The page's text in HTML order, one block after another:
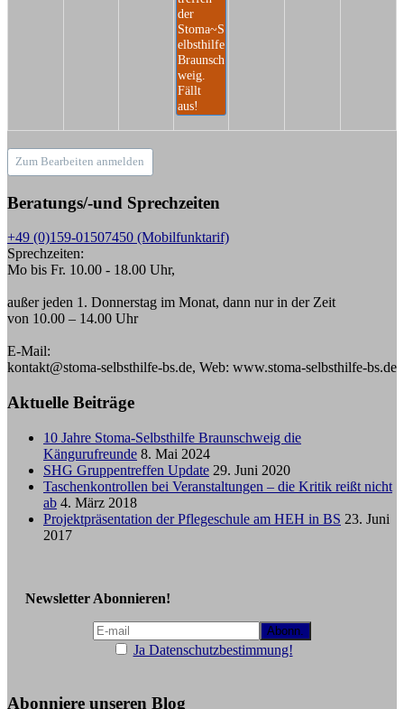
der
Stoma~S
elbsthilfe
Braunsch
weig.
Fällt
aus!
Zum Bearbeiten anmelden
Beratungs/-und Sprechzeiten
+49 (0)159-01507450 (Mobilfunktarif)
Sprechzeiten:
Mo bis Fr. 10.00 - 18.00 Uhr,
außer jeden 1. Donnerstag im Monat, dann nur in der Zeit
von 10.00 – 14.00 Uhr
E-Mail:
kontakt@stoma-selbsthilfe-bs.de, Web: www.stoma-selbsthilfe-bs.de
Aktuelle Beiträge
10 Jahre Stoma-Selbsthilfe Braunschweig die
Kängurufreunde 8. Mai 2024
SHG Gruppentreffen Update 29. Juni 2020
Taschenkontrollen bei Veranstaltungen – die Kritik reißt nicht
ab 4. März 2018
Projektpräsentation der Pflegeschule am HEH in BS 23. Juni
2017
Newsletter Abonnieren!
Ja Datenschutzbestimmung!
Abonniere unseren Blog